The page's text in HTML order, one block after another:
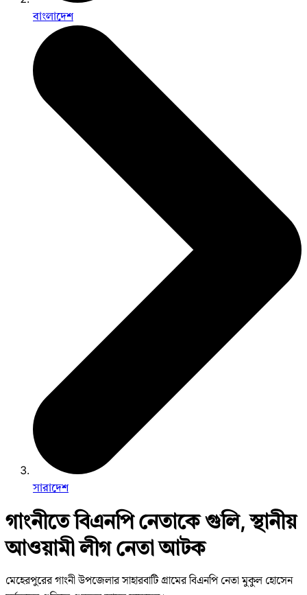
বাংলাদেশ
সারাদেশ
গাংনীতে বিএনপি নেতাকে গুলি, স্থানীয়
আওয়ামী লীগ নেতা আটক
মেহেরপুরের গাংনী উপজেলার সাহারবাটি গ্রামের বিএনপি নেতা মুকুল হোসেন